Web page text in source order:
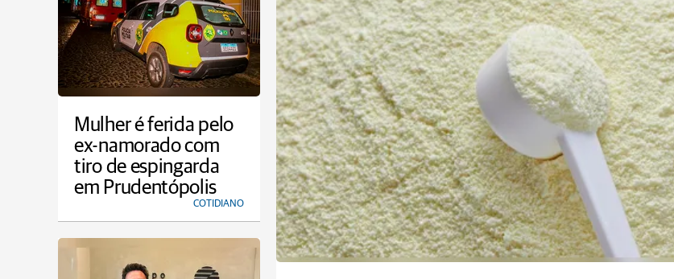
Mulher é ferida pelo
ex-namorado com
tiro de espingarda
em Prudentópolis
COTIDIANO